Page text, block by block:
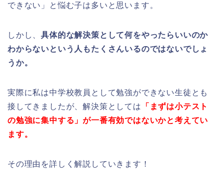
できない」と悩む子は多いと思います。
しかし、具体的な解決策として何をやったらいいのか
わからないという人もたくさんいるのではないでしょ
うか。
実際に私は中学校教員として勉強ができない生徒とも
接してきましたが、解決策としては
「まずは小テスト
の勉強に集中する」が一番有効ではないかと考えてい
ます。
その理由を詳しく解説していきます！